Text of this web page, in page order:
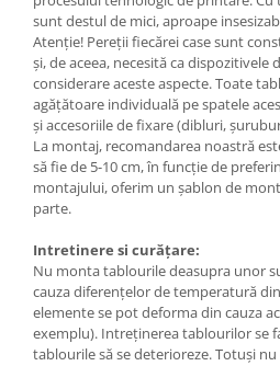
sunt destul de mici, aproape
Atenție! Pereții fiecărei case sunt
și, de aceea, necesită ca dispozitivele
considerare aceste aspecte. Toate
agățătoare individuală pe spatele
și accesoriile de fixare (dibluri,
La montaj, recomandarea noastră
să fie de 5-10 cm, în funcție de
montajului, oferim un șablon de
parte.
Intretinere si curățare:
Nu monta tablourile deasupra unor
cauza diferențelor de temperatură
elemente se pot deforma din cauza
exemplu). Intreținerea tablourilor se
tablourile să se deterioreze. Totuși